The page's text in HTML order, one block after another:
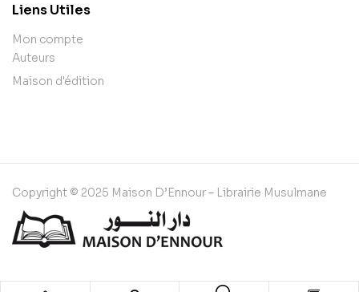
Liens Utiles
Mon compte
Auteurs
Maison d'édition
Copyright © 2025 Maison D’Ennour – Librairie Musulmane